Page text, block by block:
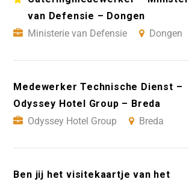
van Defensie – Dongen
Ministerie van Defensie
Dongen
Medewerker Technische Dienst –
Odyssey Hotel Group – Breda
Odyssey Hotel Group
Breda
Ben jij het visitekaartje van het